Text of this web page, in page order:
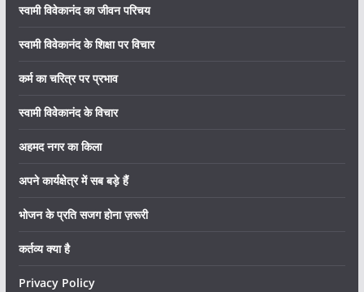
स्वामी विवेकानंद का जीवन परिचय
स्वामी विवेकानंद के शिक्षा पर विचार
कर्म का चरित्र पर प्रभाव
स्वामी विवेकानंद के विचार
अहमद नगर का किला
अपने कार्यक्षेत्र में सब बड़े हैं
भोजन के प्रति सजग होना ज़रूरी
कर्तव्य क्या है
Privacy Policy